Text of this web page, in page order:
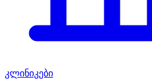
კლინიკები